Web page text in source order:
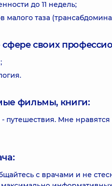
до 11 недель;
малого таза
сфере своих
фильмы, книги:
путешествия. Мне
с врачами и не